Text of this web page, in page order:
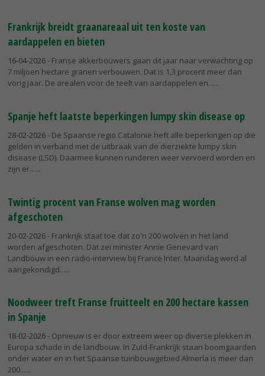
Frankrijk breidt graanareaal uit ten koste van
aardappelen en bieten
16-04-2026- Franse akkerbouwers gaan dit jaar naar verwachting op
7 miljoen hectare granen verbouwen. Dat is 1,3 procent meer dan
vorig jaar. De arealen voor de teelt van aardappelen en...
Spanje heft laatste beperkingen lumpy skin disease op
28-02-2026- De Spaanse regio Catalonië heft alle beperkingen op die
gelden in verband met de uitbraak van de dierziekte lumpy skin
disease (LSD). Daarmee kunnen runderen weer vervoerd worden en
zijn er...
Twintig procent van Franse wolven mag worden
afgeschoten
20-02-2026- Frankrijk staat toe dat zo'n 200 wolven in het land
worden afgeschoten. Dat zei minister Annie Genevard van
Landbouw in een radio-interview bij France Inter. Maandag werd al
aangekondigd...
Noodweer treft Franse fruitteelt en 200 hectare kassen
in Spanje
18-02-2026- Opnieuw is er door extreem weer op diverse plekken in
Europa schade in de landbouw. In Zuid-Frankrijk staan boomgaarden
onder water en in het Spaanse tuinbouwgebied Almería is meer dan
200...